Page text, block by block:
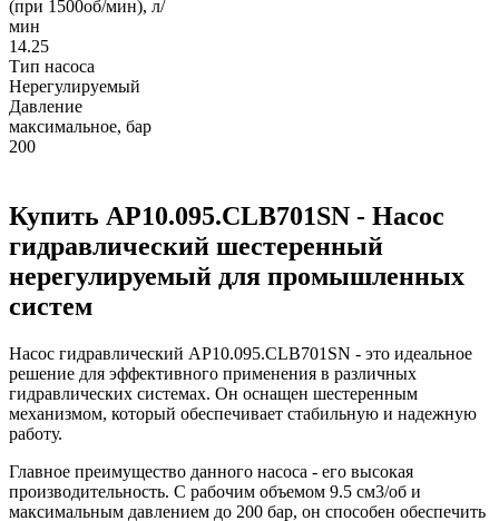
(при 1500об/мин), л/
мин
14.25
Тип насоса
Нерегулируемый
Давление
максимальное, бар
200
Купить AP10.095.CLB701SN - Насос
гидравлический шестеренный
нерегулируемый для промышленных
систем
Насос гидравлический AP10.095.CLB701SN - это идеальное
решение для эффективного применения в различных
гидравлических системах. Он оснащен шестеренным
механизмом, который обеспечивает стабильную и надежную
работу.
Главное преимущество данного насоса - его высокая
производительность. С рабочим объемом 9.5 см3/об и
максимальным давлением до 200 бар, он способен обеспечить